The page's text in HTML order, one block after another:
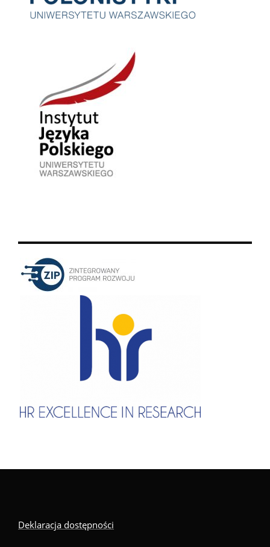
Deklaracja dostępności